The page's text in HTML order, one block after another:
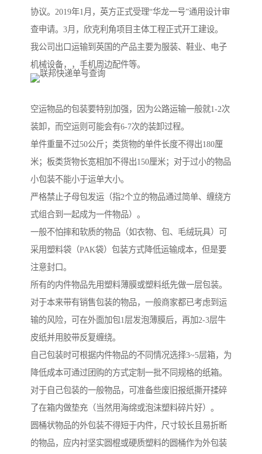
协议。2019年1月，英方正式受理“华龙一号”通用设计审
查申请。3月，欣克利角项目主体工程正式开工建设。
我公司出口运输到英国的产品主要为服装、鞋业、电子
机械设备，，手机周边配件等。
空运物品的包装要特别加强，因为公路运输一般就1-2次
装卸，而空运则可能会有6-7次的装卸过程。
单件重量不过50公斤；类货物的单件长度不得出180厘
米；板类货物长宽相加不得出150厘米；对于过小的物品
小包装不能小于运单大小。
严格禁止子母包发运（指2个立的物品通过简单、缠绕方
式组合到一起成为一件物品）。
一般不怕摔和软质的物品（如衣物、包、毛绒玩具）可
采用塑料袋（PAK袋）包装方式降低运输成本，但是要
注意封口。
所有的内件物品先用塑料薄膜或塑料纸先做一层包装。
对于本来带有销售包装的物品，一般商家都已考虑到运
输的风险，可在外面加包1层发泡薄膜后，再加2-3层牛
皮纸并用胶带反复缠绕。
自己包装时可根据内件物品的不同情况选择3~5层箱，为
降低成本可通过团购的方式定制一批不同规格的纸箱。
对于自己包装的一般物品，可准备些废旧报纸撕开揉碎
了在箱内做垫充（当然用海绵或泡沫塑料碎片好）。
圆桶状物品的外包装不得短于内件，尺寸较长且易折断
的物品，应内衬坚实圆棍或硬质塑料的圆桶作为外包装